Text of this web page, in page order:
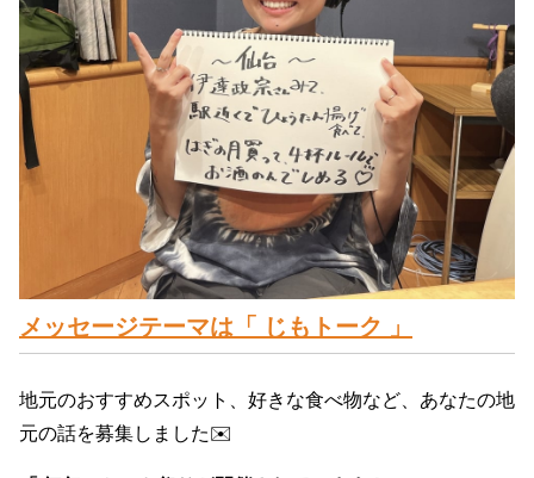
メッセージテーマは「 じもトーク 」
地元のおすすめスポット、好きな食べ物など、あなたの地
元の話を募集しました✉️